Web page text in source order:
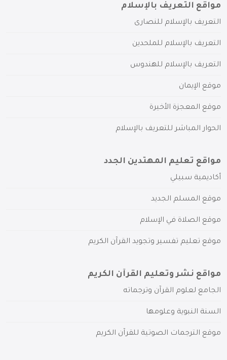
مواقع التعريف بالإسلام
التعريف بالإسلام للنصارى
التعريف بالإسلام للملحدين
التعريف بالإسلام للهندوس
موقع الإيمان
موقع المعجزة الأخيرة
الحوار المباشر للتعريف بالإسلام
مواقع تعليم المهتدين الجدد
أكاديمية سبيلي
موقع المسلم الجديد
موقع الصلاة في الإسلام
موقع تعليم تفسير وتجويد القرآن الكريم
مواقع نشر وتعليم القرآن الكريم
الجامع لعلوم القرآن وترجماته
السنة النبوية وعلومها
موقع الترجمات الصوتية للقرآن الكريم